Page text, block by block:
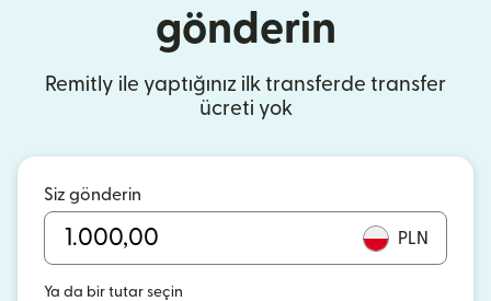
gönderin
Remitly ile yaptığınız ilk transferde transfer
ücreti yok
Siz gönderin
PLN
Ya da bir tutar seçin